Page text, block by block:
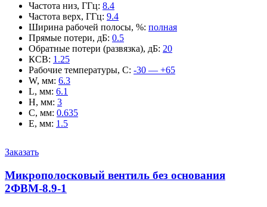
Частота низ, ГГц: 8.4
Частота верх, ГГц: 9.4
Ширина рабочей полосы, %: полная
Прямые потери, дБ: 0.5
Обратные потери (развязка), дБ: 20
КСВ: 1.25
Рабочие температуры, С: -30 — +65
W, мм: 6.3
L, мм: 6.1
H, мм: 3
C, мм: 0.635
E, мм: 1.5
Заказать
Микрополосковый вентиль без основания
2ФВМ-8.9-1